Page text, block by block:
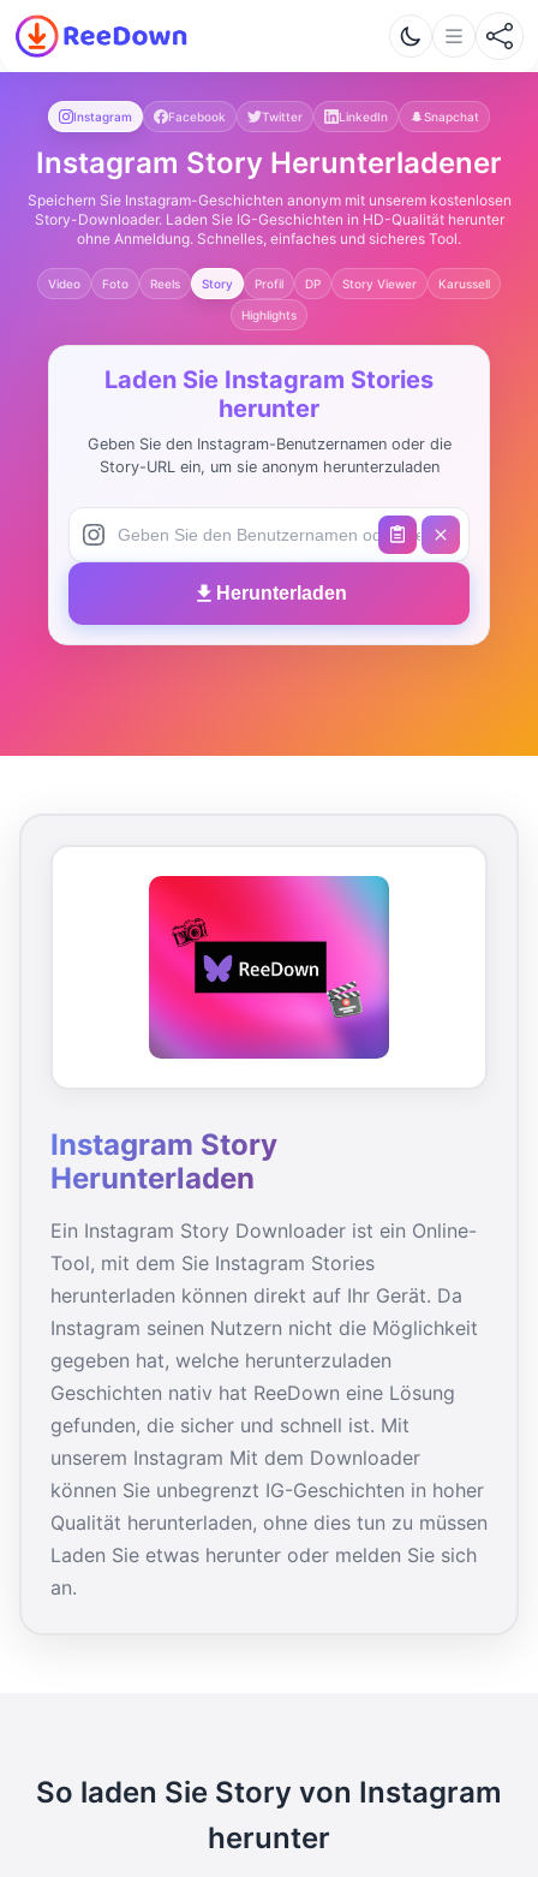
Instagram Facebook Twitter LinkedIn Snapchat
Instagram Story Herunterladener
Speichern Sie Instagram-Geschichten anonym mit unserem kostenlosen
Story-Downloader. Laden Sie IG-Geschichten in HD-Qualität herunter
ohne Anmeldung. Schnelles, einfaches und sicheres Tool.
Video Foto Reels Story Profil DP Story Viewer Karussell
Highlights
Laden Sie Instagram Stories
herunter
Geben Sie den Instagram-Benutzernamen oder die
Story-URL ein, um sie anonym herunterzuladen
Herunterladen
Instagram Story
Herunterladen
Ein Instagram Story Downloader ist ein Online-
Tool, mit dem Sie Instagram Stories
herunterladen können direkt auf Ihr Gerät. Da
Instagram seinen Nutzern nicht die Möglichkeit
gegeben hat, welche herunterzuladen
Geschichten nativ hat ReeDown eine Lösung
gefunden, die sicher und schnell ist. Mit
unserem Instagram Mit dem Downloader
können Sie unbegrenzt IG-Geschichten in hoher
Qualität herunterladen, ohne dies tun zu müssen
Laden Sie etwas herunter oder melden Sie sich
an.
So laden Sie Story von Instagram
herunter